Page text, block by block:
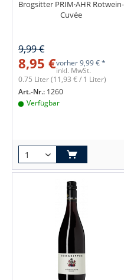
Brogsitter PRIM·AHR Rotwein-
Cuvée
9,99 €
8,95 €vorher9,99 € *
inkl. MwSt.
0.75 Liter(11,93 € / 1 Liter)
Art.-Nr.: 1260
Verfügbar